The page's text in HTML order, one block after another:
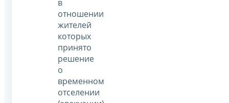
в
отношении
жителей
которых
принято
решение
о
временном
отселении